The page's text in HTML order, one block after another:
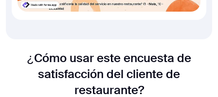
¿Cómo usar este encuesta de
satisfacción del cliente de
restaurante?